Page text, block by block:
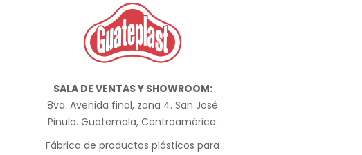
SALA DE VENTAS Y SHOWROOM:
8va. Avenida final, zona 4. San José
Pinula. Guatemala, Centroamérica.
Fábrica de productos plásticos para